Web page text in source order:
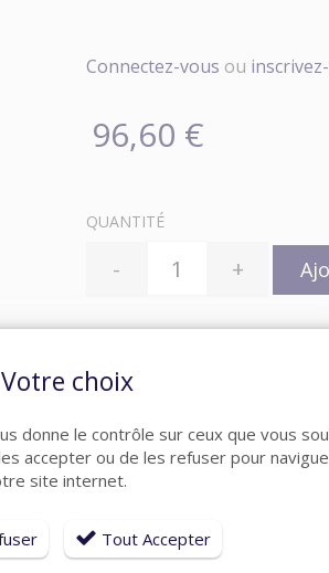
Connectez-vous ou
96,60 €
QUANTITÉ
- +
Catégories :
Votre choix
donne le contrôle sur ceux que vous
accepter ou de les refuser pour
site internet.
Tout Accepter